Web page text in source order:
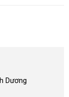
Dương